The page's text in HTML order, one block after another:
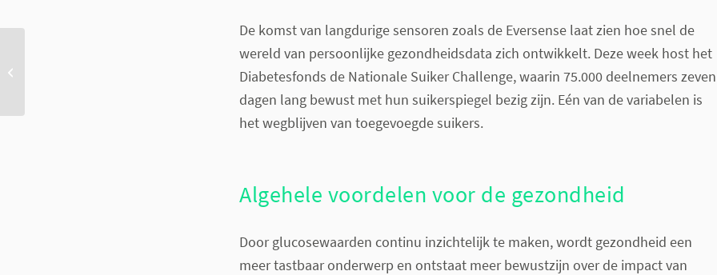
De komst van langdurige sensoren zoals de Eversense laat zien hoe snel de
wereld van persoonlijke gezondheidsdata zich ontwikkelt. Deze week host het
Diabetesfonds de Nationale Suiker Challenge, waarin 75.000 deelnemers zeven
dagen lang bewust met hun suikerspiegel bezig zijn. Eén van de variabelen is
het wegblijven van toegevoegde suikers.
Algehele voordelen voor de gezondheid
Door glucosewaarden continu inzichtelijk te maken, wordt gezondheid een
meer tastbaar onderwerp en ontstaat meer bewustzijn over de impact van